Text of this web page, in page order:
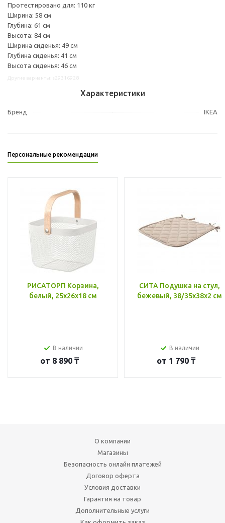
Протестировано для: 110 кг
Ширина: 58 см
Глубина: 61 см
Высота: 84 см
Ширина сиденья: 49 см
Глубина сиденья: 41 см
Высота сиденья: 46 см
Характеристики
Бренд IKEA
Персональные рекомендации
РИСАТОРП Корзина,
белый, 25x26x18 см
В наличии
от 8 890 ₸
СИТА Подушка на стул,
бежевый, 38/35x38x2 см
В наличии
от 1 790 ₸
О компании
Магазины
Безопасность онлайн платежей
Договор оферта
Условия доставки
Гарантия на товар
Дополнительные услуги